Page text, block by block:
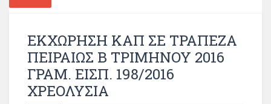
ΕΚΧΩΡΗΣΗ ΚΑΠ ΣΕ ΤΡΑΠΕΖΑ
ΠΕΙΡΑΙΩΣ Β ΤΡΙΜΗΝΟΥ 2016
ΓΡΑΜ. ΕΙΣΠ. 198/2016
ΧΡΕΟΛΥΣΙΑ